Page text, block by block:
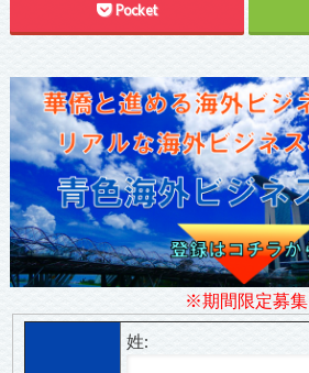
Pocket
※期間限定募集
姓: